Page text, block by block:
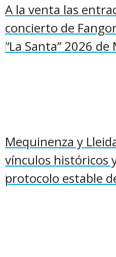
A la venta las
concierto de
“La Santa” 2026
Mequinenza y
vínculos históricos
protocolo estable